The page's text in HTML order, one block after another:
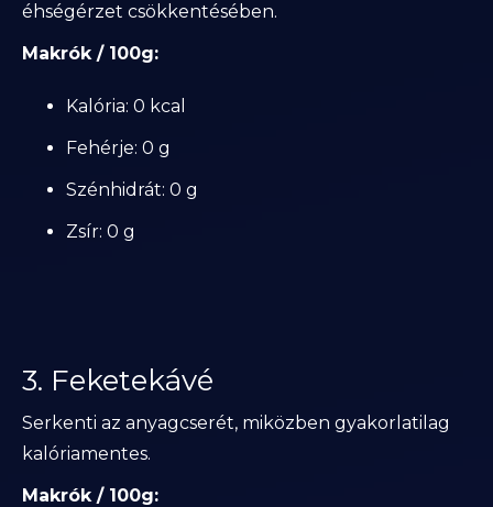
éhségérzet csökkentésében.
Makrók / 100g:
Kalória: 0 kcal
Fehérje: 0 g
Szénhidrát: 0 g
Zsír: 0 g
3. Feketekávé
Serkenti az anyagcserét, miközben gyakorlatilag
kalóriamentes.
Makrók / 100g: